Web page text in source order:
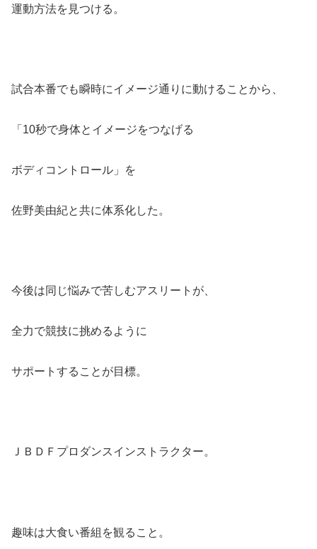
運動方法を見つける。
試合本番でも瞬時にイメージ通りに動けることから、
「10秒で身体とイメージをつなげる
ボディコントロール」を
佐野美由紀と共に体系化した。
今後は同じ悩みで苦しむアスリートが、
全力で競技に挑めるように
サポートすることが目標。
ＪＢＤＦプロダンスインストラクター。
趣味は大食い番組を観ること。